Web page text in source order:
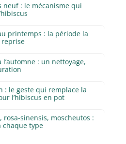
neuf : le mécanisme qui
printemps : la période la
l’automne : un nettoyage,
: le geste qui remplace la
l’hibiscus en pot
rosa-sinensis, moscheutos :
chaque type